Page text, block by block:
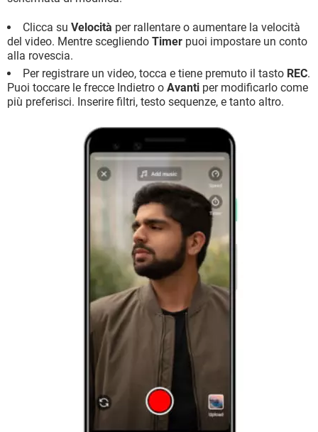
Clicca su Velocità per rallentare o aumentare la velocità
del video. Mentre scegliendo Timer puoi impostare un conto
alla rovescia.
Per registrare un video, tocca e tiene premuto il tasto REC.
Puoi toccare le frecce Indietro o Avanti per modificarlo come
più preferisci. Inserire filtri, testo sequenze, e tanto altro.